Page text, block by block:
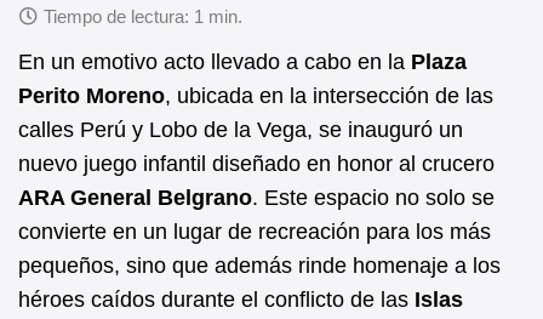
c
e
b
o
o
k
at
s
A
p
p
En un emotivo acto llevado a cabo en la Plaza
Perito Moreno, ubicada en la intersección de las
calles Perú y Lobo de la Vega, se inauguró un
nuevo juego infantil diseñado en honor al crucero
ARA General Belgrano. Este espacio no solo se
convierte en un lugar de recreación para los más
pequeños, sino que además rinde homenaje a los
héroes caídos durante el conflicto de las Islas